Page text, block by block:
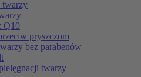
twarzy
Q10
pryszczom
bez parabenów
twarzy